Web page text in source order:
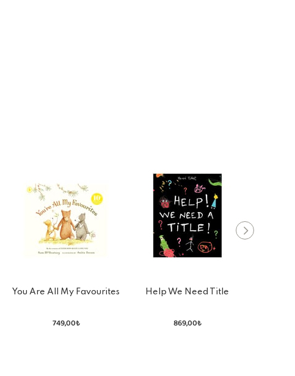
You Are All My Favourites
749,00₺
Help We Need Title
869,00₺